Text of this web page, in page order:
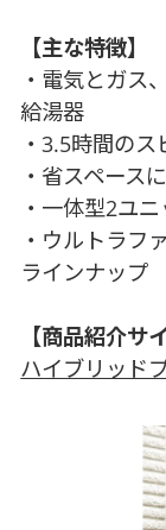
【主な特徴】
・電気とガス
給湯器
・3.5時間の
・省スペース
・一体型2ユ
・ウルトラフ
ラインナップ
【商品紹介サ
ハイブリッド